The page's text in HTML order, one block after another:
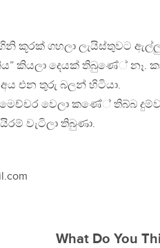
කූරක් ගහලා ලැයිස්තුවට
කියලා දෙයක් තිබුණේ් නෑ.
එන තුරු බලන් හිටියා.
වෙලා කණේ් තිබ්බ
වැටිලා තිබුණා.
What Do You